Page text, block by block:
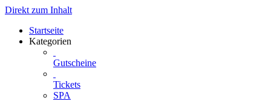
Direkt zum Inhalt
Startseite
Kategorien
Gutscheine
Tickets
SPA